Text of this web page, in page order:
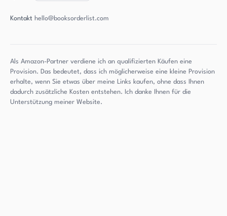
Kontakt hello@booksorderlist.com
Als Amazon-Partner verdiene ich an qualifizierten Käufen eine
Provision. Das bedeutet, dass ich möglicherweise eine kleine Provision
erhalte, wenn Sie etwas über meine Links kaufen, ohne dass Ihnen
dadurch zusätzliche Kosten entstehen. Ich danke Ihnen für die
Unterstützung meiner Website.